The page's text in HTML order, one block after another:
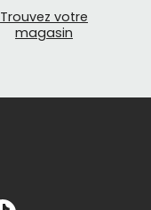
Trouvez votre
magasin